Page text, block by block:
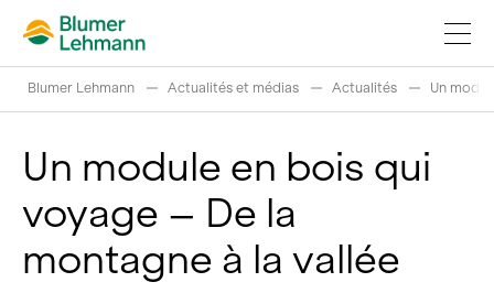
Réaliser projets de construction
Acheter des produits
Blumer Lehmann Actualités et médias Actualités Un
Un module en bois qui
voyage – De la
montagne à la vallée